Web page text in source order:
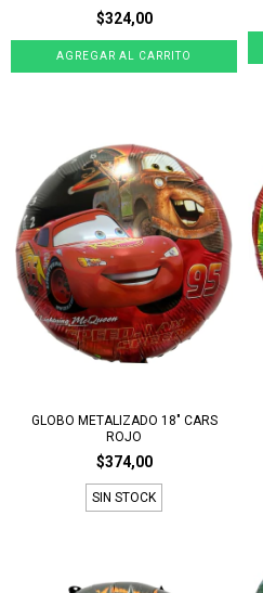
$324,00
GLOBO METALIZADO 18" CARS
ROJO
$374,00
SIN STOCK